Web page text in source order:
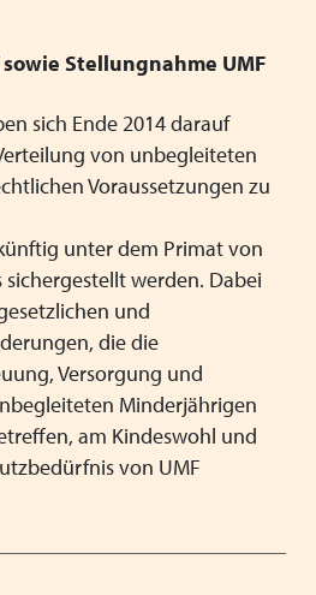
Schließen
Schließen
Jugendhilfe“
Schließen
passende
und Jugendliche in
zum Portal
Schließen
Stellungnahme UMF
sich Ende 2014 darauf
von unbegleiteten
Voraussetzungen zu
unter dem Primat von
werden. Dabei
und
die die
Versorgung und
Minderjährigen
am Kindeswohl und
von UMF